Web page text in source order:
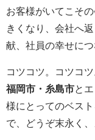
お客様がいてこそ
きくなり、会社へ
献、社員の幸せに
コツコツ。コツコツ
福岡市・糸島市と
様にとってのベス
で、どうぞ末永く